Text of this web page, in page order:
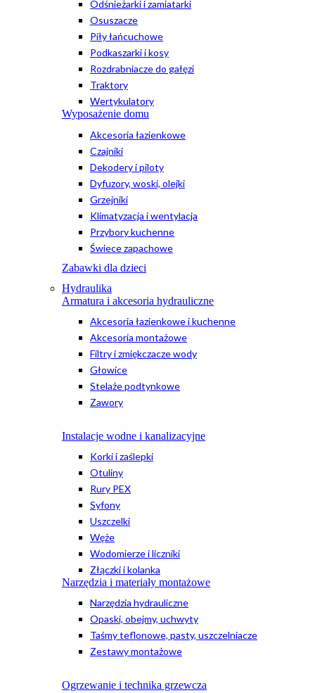
Odśnieżarki i zamiatarki
Osuszacze
Piły łańcuchowe
Podkaszarki i kosy
Rozdrabniacze do gałęzi
Traktory
Wertykulatory
Wyposażenie domu
Akcesoria łazienkowe
Czajniki
Dekodery i piloty
Dyfuzory, woski, olejki
Grzejniki
Klimatyzacja i wentylacja
Przybory kuchenne
Świece zapachowe
Zabawki dla dzieci
Hydraulika
Armatura i akcesoria hydrauliczne
Akcesoria łazienkowe i kuchenne
Akcesoria montażowe
Filtry i zmiękczacze wody
Głowice
Stelaże podtynkowe
Zawory
Instalacje wodne i kanalizacyjne
Korki i zaślepki
Otuliny
Rury PEX
Syfony
Uszczelki
Węże
Wodomierze i liczniki
Złączki i kolanka
Narzędzia i materiały montażowe
Narzędzia hydrauliczne
Opaski, obejmy, uchwyty
Taśmy teflonowe, pasty, uszczelniacze
Zestawy montażowe
Ogrzewanie i technika grzewcza